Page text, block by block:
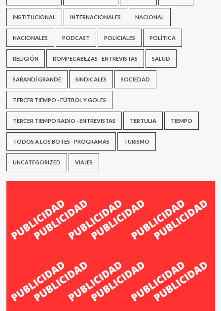
INSTITUCIONAL INTERNACIONALES NACIONAL
NACIONALES PODCAST POLICIALES POLÍTICA
RELIGIÓN ROMPECABEZAS - ENTREVISTAS SALUD
SARANDÍ GRANDE SINDICALES SOCIEDAD
TERCER TIEMPO - FÚTBOL Y GOLES
TERCER TIEMPO RADIO - ENTREVISTAS TERTULIA TIEMPO
TODOS A LOS BOTES - PROGRAMAS TURISMO
UNCATEGORIZED VIAJES